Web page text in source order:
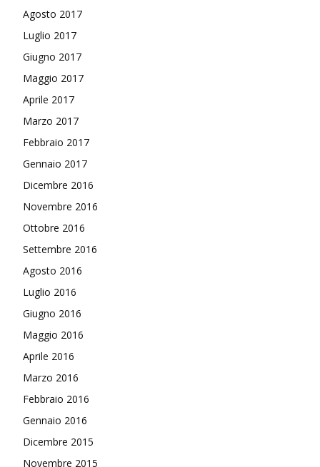
Agosto 2017
Luglio 2017
Giugno 2017
Maggio 2017
Aprile 2017
Marzo 2017
Febbraio 2017
Gennaio 2017
Dicembre 2016
Novembre 2016
Ottobre 2016
Settembre 2016
Agosto 2016
Luglio 2016
Giugno 2016
Maggio 2016
Aprile 2016
Marzo 2016
Febbraio 2016
Gennaio 2016
Dicembre 2015
Novembre 2015